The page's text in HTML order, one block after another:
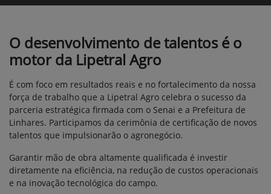
O desenvolvimento de talentos é o
motor da Lipetral Agro
É com foco em resultados reais e no fortalecimento da nossa
força de trabalho que a Lipetral Agro celebra o sucesso da
parceria estratégica firmada com o Senai e a Prefeitura de
Linhares. Participamos da cerimônia de certificação de novos
talentos que impulsionarão o agronegócio.
Garantir mão de obra altamente qualificada é investir
diretamente na eficiência, na redução de custos operacionais
e na inovação tecnológica do campo.